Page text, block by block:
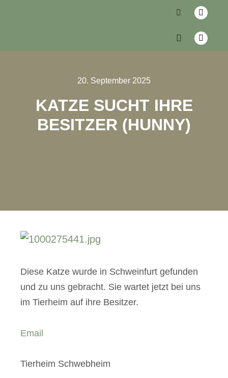
20. September 2025
KATZE SUCHT IHRE
BESITZER (HUNNY)
Diese Katze wurde in Schweinfurt gefunden
und zu uns gebracht. Sie wartet jetzt bei uns
im Tierheim auf ihre Besitzer.
Email
Tierheim Schwebheim